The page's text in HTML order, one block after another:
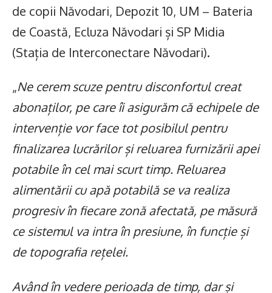
de copii Năvodari, Depozit 10, UM – Bateria
de Coastă, Ecluza Năvodari și SP Midia
(Stația de Interconectare Năvodari).
„Ne cerem scuze pentru disconfortul creat
abonaților, pe care îi asigurăm că echipele de
intervenție vor face tot posibilul pentru
finalizarea lucrărilor și reluarea furnizării apei
potabile în cel mai scurt timp. Reluarea
alimentării cu apă potabilă se va realiza
progresiv în fiecare zonă afectată, pe măsură
ce sistemul va intra în presiune, în funcție și
de topografia rețelei.
Având în vedere perioada de timp, dar și